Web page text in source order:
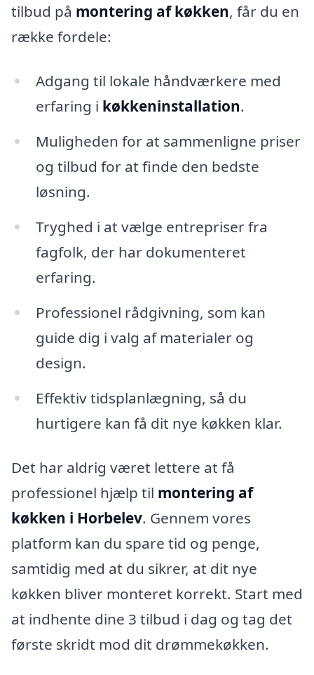
tilbud på montering af køkken, får du en
række fordele:
Adgang til lokale håndværkere med
erfaring i køkkeninstallation.
Muligheden for at sammenligne priser
og tilbud for at finde den bedste
løsning.
Tryghed i at vælge entrepriser fra
fagfolk, der har dokumenteret
erfaring.
Professionel rådgivning, som kan
guide dig i valg af materialer og
design.
Effektiv tidsplanlægning, så du
hurtigere kan få dit nye køkken klar.
Det har aldrig været lettere at få
professionel hjælp til montering af
køkken i Horbelev. Gennem vores
platform kan du spare tid og penge,
samtidig med at du sikrer, at dit nye
køkken bliver monteret korrekt. Start med
at indhente dine 3 tilbud i dag og tag det
første skridt mod dit drømmekøkken.